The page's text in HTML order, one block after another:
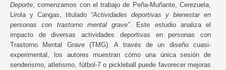
Deporte , comenzamos con el trabajo de Peña-Muñante, Cerezuela,
Lirola y Cangas, titulado “Actividades deportivas y bienestar en
personas con trastorno mental grave”. Este estudio analiza el
impacto de diversas actividades deportivas en personas con
Trastorno Mental Grave (TMG). A través de un diseño cuasi-
experimental, los autores muestran cómo una única sesión de
senderismo, atletismo, fútbol-7 o pickleball puede favorecer mejoras